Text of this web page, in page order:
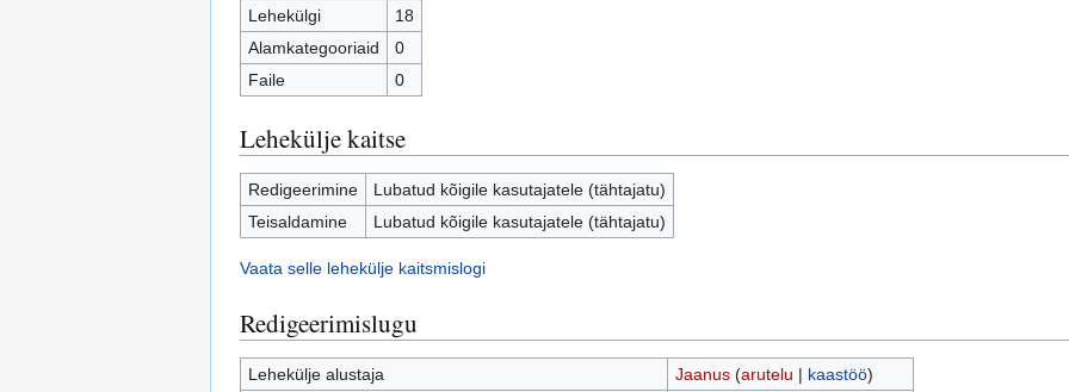
Lehekülgi
18
Alamkategooriaid
0
Faile
0
Lehekülje kaitse
Redigeerimine
Lubatud kõigile kasutajatele (tähtajatu)
Teisaldamine
Lubatud kõigile kasutajatele (tähtajatu)
Vaata selle lehekülje kaitsmislogi
Redigeerimislugu
Lehekülje alustaja Jaanus (arutelu | kaastöö)